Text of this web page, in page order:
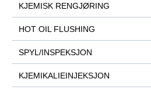
KJEMISK RENGJØRING
HOT OIL FLUSHING
SPYL/INSPEKSJON
KJEMIKALIEINJEKSJON